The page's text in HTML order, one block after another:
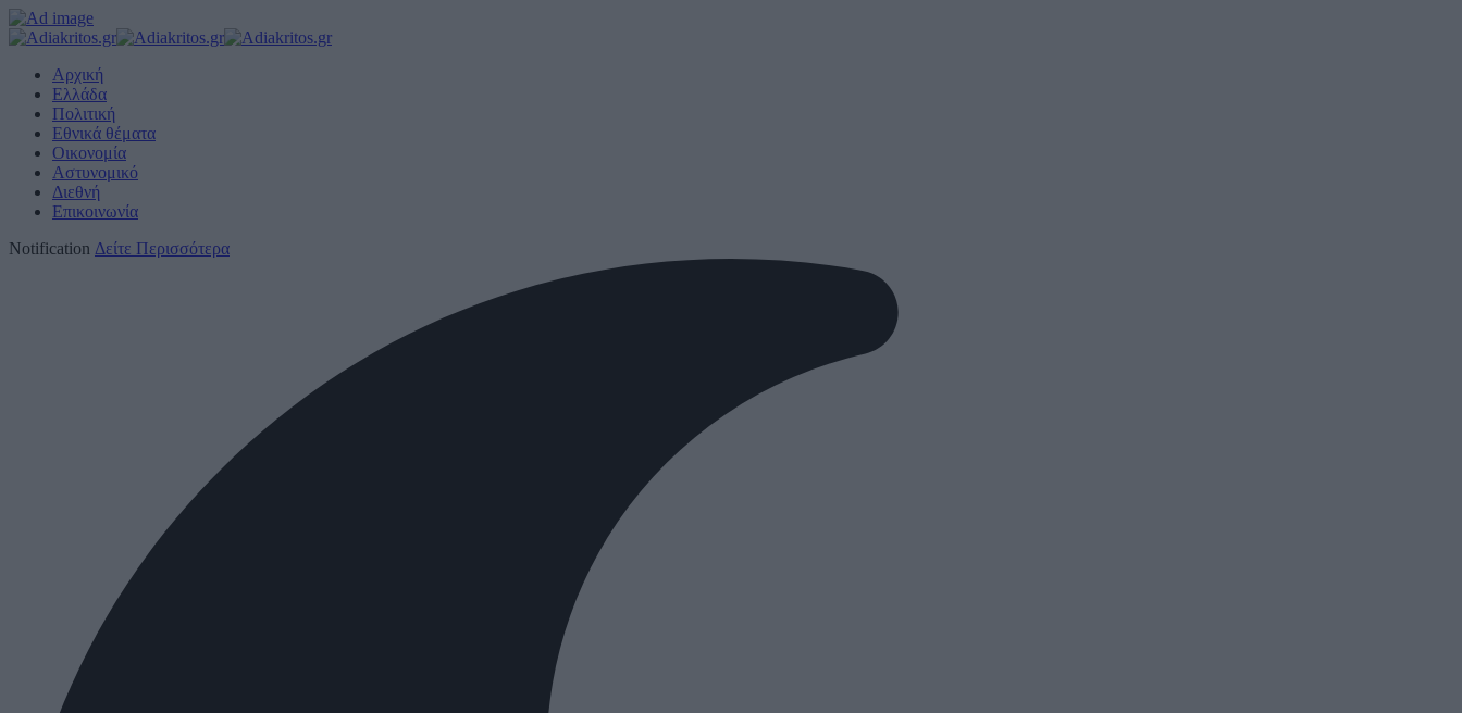
Αρχική
Ελλάδα
Πολιτική
Εθνικά θέματα
Οικονομία
Αστυνομικό
Διεθνή
Επικοινωνία
Notification Δείτε Περισσότερα